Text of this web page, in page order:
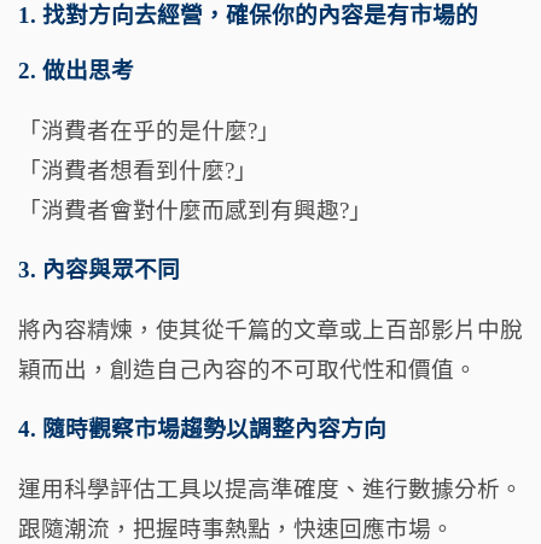
1. 找對方向去經營，確保你的內容是有市場的
2. 做出思考
「消費者在乎的是什麼?」
「消費者想看到什麼?」
「消費者會對什麼而感到有興趣?」
3. 內容與眾不同
將內容精煉，使其從千篇的文章或上百部影片中脫
穎而出，創造自己內容的不可取代性和價值。
4. 隨時觀察市場趨勢以調整內容方向
運用科學評估工具以提高準確度、進行數據分析。
跟隨潮流，把握時事熱點，快速回應市場。